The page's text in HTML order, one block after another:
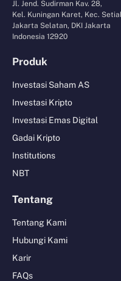
Jl. Jend. Sudirman Kav. 28,
Kel. Kuningan Karet, Kec.
Jakarta Selatan, DKI Jakarta
Indonesia 12920
Produk
Investasi Saham AS
Investasi Kripto
Investasi Emas Digital
Gadai Kripto
Institutions
NBT
Tentang
Tentang Kami
Hubungi Kami
Karir
FAQs